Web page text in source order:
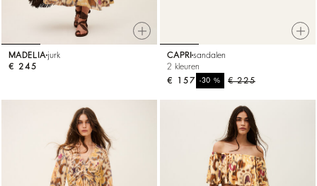
MADELIA jurk
€ 245
CAPRI sandalen
2 kleuren
€ 225
-30%
€ 157